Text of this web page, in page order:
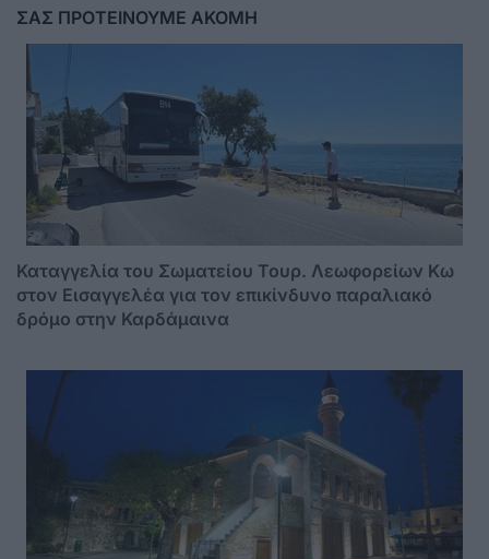
ΣΑΣ ΠΡΟΤΕΙΝΟΥΜΕ ΑΚΟΜΗ
Καταγγελία του Σωματείου Τουρ. Λεωφορείων Κω
στον Εισαγγελέα για τον επικίνδυνο παραλιακό
δρόμο στην Καρδάμαινα